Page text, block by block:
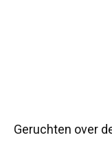
Geruchten over